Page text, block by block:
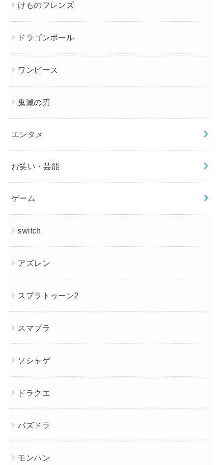
けものフレンズ
ドラゴンボール
ワンピース
鬼滅の刃
エンタメ
お笑い・芸能
ゲーム
switch
アズレン
スプラトゥーン2
スマブラ
ソシャゲ
ドラクエ
パズドラ
モンハン